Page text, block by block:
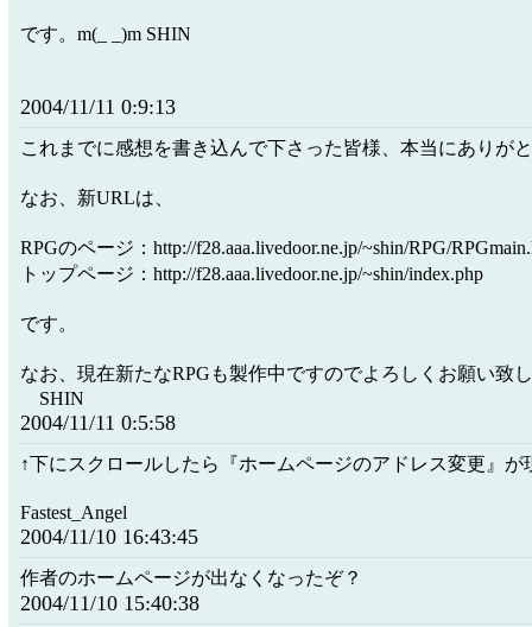
です。m(_ _)m SHIN
2004/11/11 0:9:13
これまでに感想を書き込んで下さった皆様、本当にありが
なお、新URLは、
RPGのページ：http://f28.aaa.livedoor.ne.jp/~shin/RPG/
トップページ：http://f28.aaa.livedoor.ne.jp/~shin/index.php
です。
なお、現在新たなRPGも製作中ですのでよろしくお
SHIN
2004/11/11 0:5:58
↑下にスクロールしたら『ホームページのアドレス変更』が
Fastest_Angel
2004/11/10 16:43:45
作者のホームページが出なくなったぞ？
2004/11/10 15:40:38